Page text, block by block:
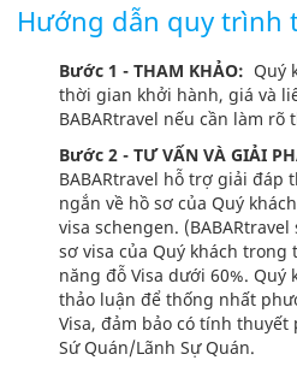
Hướng dẫn quy trình
Bước 1 - THAM KHẢO: Quý
thời gian khởi hành, giá và
BABARtravel nếu cần làm
Bước 2 - TƯ VẤN VÀ GIẢI
BABARtravel hỗ trợ giải đáp
ngắn về hồ sơ của Quý
visa schengen.
sơ visa của Quý khách
năng đỗ Visa dưới 60%. Quý
thảo luận để thống nhất
Visa, đảm bảo có tính
Sứ Quán/Lãnh Sự Quán.